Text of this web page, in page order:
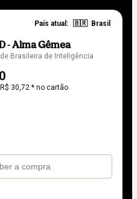
País atual: 🇧🇷 Brasil
- Alma Gêmea
Brasileira de Inteligência
30,72 * no cartão